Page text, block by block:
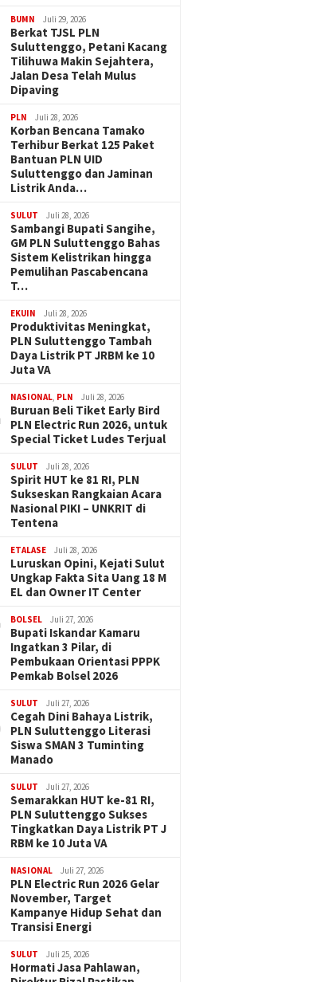
BUMN Juli 29, 2026
Berkat TJSL PLN
Suluttenggo, Petani Kacang
Tilihuwa Makin Sejahtera,
Jalan Desa Telah Mulus
Dipaving
PLN Juli 28, 2026
Korban Bencana Tamako
Terhibur Berkat 125 Paket
Bantuan PLN UID
Suluttenggo dan Jaminan
Listrik Anda…
SULUT Juli 28, 2026
Sambangi Bupati Sangihe,
GM PLN Suluttenggo Bahas
Sistem Kelistrikan hingga
Pemulihan Pascabencana
T…
EKUIN Juli 28, 2026
Produktivitas Meningkat,
PLN Suluttenggo Tambah
Daya Listrik PT JRBM ke 10
Juta VA
NASIONAL PLN Juli 28, 2026
Buruan Beli Tiket Early Bird
PLN Electric Run 2026, untuk
Special Ticket Ludes Terjual
SULUT Juli 28, 2026
Spirit HUT ke 81 RI, PLN
Sukseskan Rangkaian Acara
Nasional PIKI – UNKRIT di
Tentena
ETALASE Juli 28, 2026
Luruskan Opini, Kejati Sulut
Ungkap Fakta Sita Uang 18 M
EL dan Owner IT Center
BOLSEL Juli 27, 2026
Bupati Iskandar Kamaru
Ingatkan 3 Pilar, di
Pembukaan Orientasi PPPK
Pemkab Bolsel 2026
SULUT Juli 27, 2026
Cegah Dini Bahaya Listrik,
PLN Suluttenggo Literasi
Siswa SMAN 3 Tuminting
Manado
SULUT Juli 27, 2026
Semarakkan HUT ke-81 RI,
PLN Suluttenggo Sukses
Tingkatkan Daya Listrik PT J
RBM ke 10 Juta VA
NASIONAL Juli 27, 2026
PLN Electric Run 2026 Gelar
November, Target
Kampanye Hidup Sehat dan
Transisi Energi
SULUT Juli 25, 2026
Hormati Jasa Pahlawan,